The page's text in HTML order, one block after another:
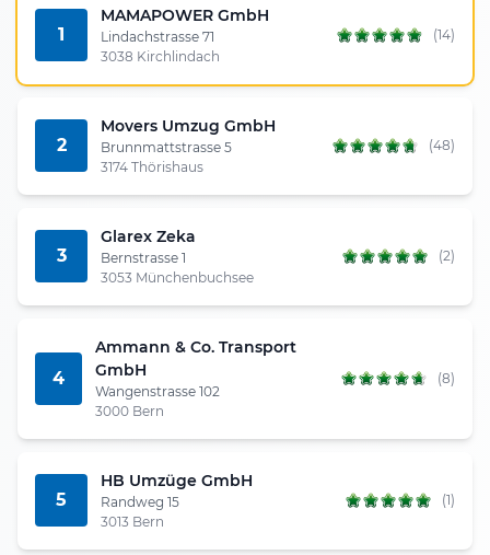
1
MAMAPOWER GmbH
Lindachstrasse 71
3038 Kirchlindach
(14)
2
Movers Umzug GmbH
Brunnmattstrasse 5
3174 Thörishaus
(48)
3
Glarex Zeka
Bernstrasse 1
3053 Münchenbuchsee
(2)
4
Ammann & Co. Transport
GmbH
Wangenstrasse 102
3000 Bern
(8)
5
HB Umzüge GmbH
Randweg 15
3013 Bern
(1)